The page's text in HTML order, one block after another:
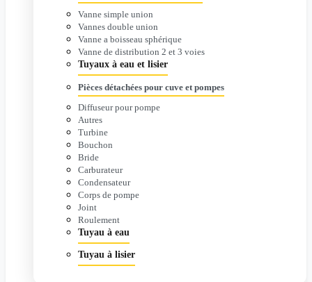
Vanne simple union
Vannes double union
Vanne a boisseau sphérique
Vanne de distribution 2 et 3 voies
Tuyaux à eau et lisier
Pièces détachées pour cuve et pompes
Diffuseur pour pompe
Autres
Turbine
Bouchon
Bride
Carburateur
Condensateur
Corps de pompe
Joint
Roulement
Tuyau à eau
Tuyau à lisier